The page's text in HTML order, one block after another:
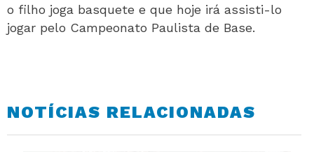
o filho joga basquete e que hoje irá assisti-lo
jogar pelo Campeonato Paulista de Base.
NOTÍCIAS RELACIONADAS